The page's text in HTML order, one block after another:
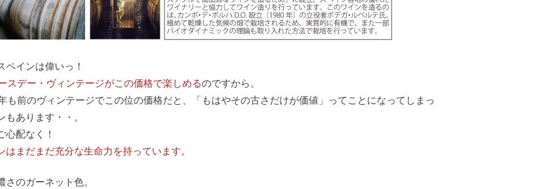
ペインは偉いっ！
スデー・ヴィンテージがこの価格で楽しめるのですから。
も前のヴィンテージでこの位の価格だと、「もはやその古さだけが価値」ってことになってしまっ
もあります・・。
心配なく！
はまだまだ充分な生命力を持っています。
さのガーネット色。